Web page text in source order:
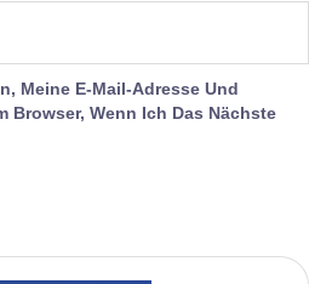
Meine E-Mail-Adresse Und
Browser, Wenn Ich Das Nächste